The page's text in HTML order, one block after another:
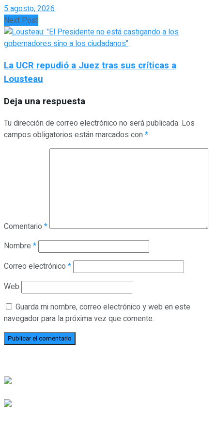
5 agosto, 2026
Next Post
La UCR repudió a Juez tras sus críticas a
Lousteau
Deja una respuesta
Tu dirección de correo electrónico no será publicada. Los
campos obligatorios están marcados con*
Comentario *
Nombre *
Correo electrónico *
Web
Guarda mi nombre, correo electrónico y web en este
navegador para la próxima vez que comente.